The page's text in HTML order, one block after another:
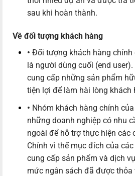
sau khi hoàn thành.
Về đối tượng khách hàng
• Đối tượng khách hàng chính
là người dùng cuối (end
cung cấp những sản phẩm
tiện lợi để làm hài lòng khách
• Nhóm khách hàng chính
những doanh nghiệp có nhu
ngoài để hỗ trợ thực hiện các
Chính vì thế mục đích của
cung cấp sản phẩm và dịch
mức ngân sách đã được thỏa